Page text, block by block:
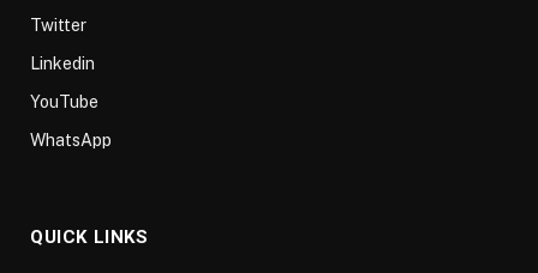
Twitter
Linkedin
YouTube
WhatsApp
QUICK LINKS